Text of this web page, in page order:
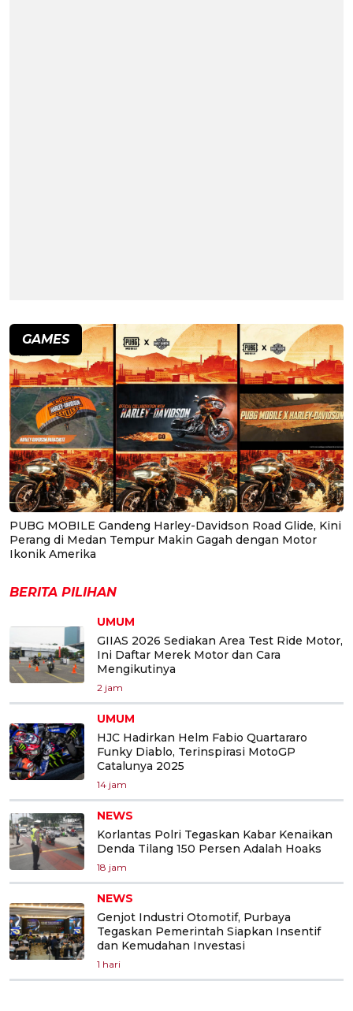
GAMES
PUBG MOBILE Gandeng Harley-Davidson Road Glide, Kini
Perang di Medan Tempur Makin Gagah dengan Motor
Ikonik Amerika
BERITA PILIHAN
UMUM
GIIAS 2026 Sediakan Area Test Ride Motor,
Ini Daftar Merek Motor dan Cara
Mengikutinya
2 jam
UMUM
HJC Hadirkan Helm Fabio Quartararo
Funky Diablo, Terinspirasi MotoGP
Catalunya 2025
14 jam
NEWS
Korlantas Polri Tegaskan Kabar Kenaikan
Denda Tilang 150 Persen Adalah Hoaks
18 jam
NEWS
Genjot Industri Otomotif, Purbaya
Tegaskan Pemerintah Siapkan Insentif
dan Kemudahan Investasi
1 hari